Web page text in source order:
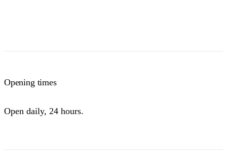
Opening times
Open daily, 24 hours.